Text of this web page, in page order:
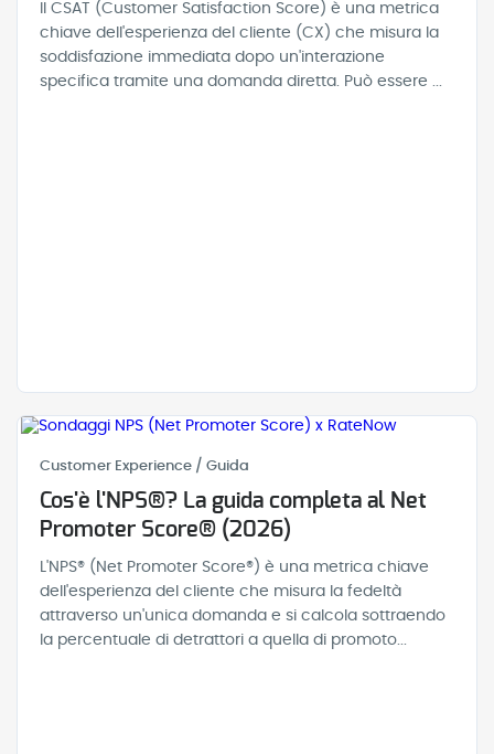
Il CSAT (Customer Satisfaction Score) è una metrica
chiave dell'esperienza del cliente (CX) che misura la
soddisfazione immediata dopo un'interazione
specifica tramite una domanda diretta. Può essere ...
Customer Experience / Guida
Cos'è l'NPS®? La guida completa al Net
Promoter Score® (2026)
L'NPS® (Net Promoter Score®) è una metrica chiave
dell'esperienza del cliente che misura la fedeltà
attraverso un'unica domanda e si calcola sottraendo
la percentuale di detrattori a quella di promoto...